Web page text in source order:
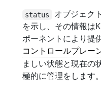
status オブジェク
を示し、その情報は
ポーネントにより提
コントロールプレー
ましい状態と現在の
極的に管理をします。